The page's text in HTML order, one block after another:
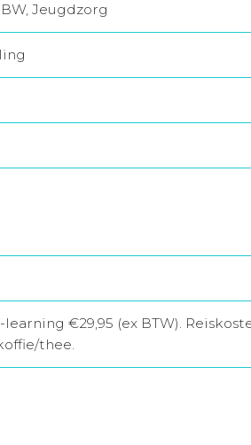
Jeugdzorg
€29,95 (ex BTW).
thee.